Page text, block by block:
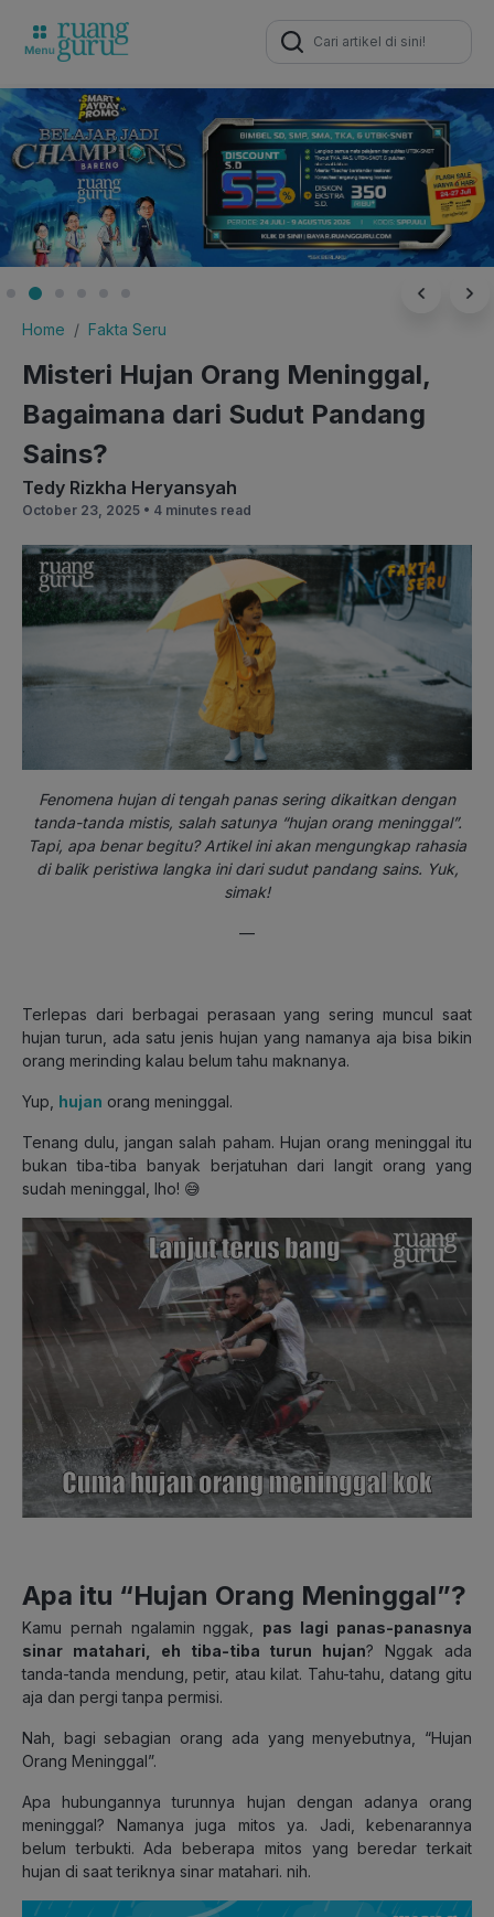
Search
for:
Home Fakta Seru
Misteri Hujan Orang Meninggal,
Bagaimana dari Sudut Pandang
Sains?
Tedy Rizkha Heryansyah
October 23, 2025 • 4 minutes read
Fenomena hujan di tengah panas sering dikaitkan dengan
tanda-tanda mistis, salah satunya “hujan orang meninggal”.
Tapi, apa benar begitu? Artikel ini akan mengungkap rahasia
di balik peristiwa langka ini dari sudut pandang sains. Yuk,
simak!
—
Terlepas dari berbagai perasaan yang sering muncul saat
hujan turun, ada satu jenis hujan yang namanya aja bisa bikin
orang merinding kalau belum tahu maknanya.
Yup, hujan orang meninggal.
Tenang dulu, jangan salah paham. Hujan orang meninggal itu
bukan tiba-tiba banyak berjatuhan dari langit orang yang
sudah meninggal, lho! 😅
Apa itu “Hujan Orang Meninggal”?
Kamu pernah ngalamin nggak, pas lagi panas-panasnya
sinar matahari, eh tiba-tiba turun hujan? Nggak ada
tanda-tanda mendung, petir, atau kilat. Tahu-tahu, datang gitu
aja dan pergi tanpa permisi.
Nah, bagi sebagian orang ada yang menyebutnya, “Hujan
Orang Meninggal”.
Apa hubungannya turunnya hujan dengan adanya orang
meninggal? Namanya juga mitos ya. Jadi, kebenarannya
belum terbukti. Ada beberapa mitos yang beredar terkait
hujan di saat teriknya sinar matahari. nih.